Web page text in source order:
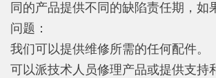
同的产品提供不同的缺陷责任期，如
问题：
我们可以提供维修所需的任何配件。
可以派技术人员修理产品或提供支持